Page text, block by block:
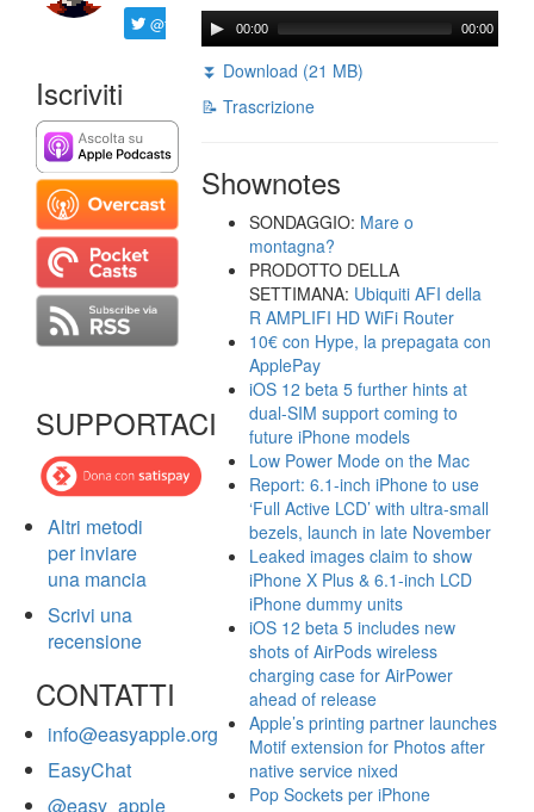
@ftrava
Iscriviti
SUPPORTACI
Altri metodi
per inviare
una mancia
Scrivi una
recensione
CONTATTI
info@easyapple.org
EasyChat
@easy_apple
00:00 00:00
⏬ Download (21 MB)
📝 Trascrizione
Shownotes
SONDAGGIO: Mare o
montagna?
PRODOTTO DELLA
SETTIMANA: Ubiquiti AFI della
R AMPLIFI HD WiFi Router
10€ con Hype, la prepagata con
ApplePay
iOS 12 beta 5 further hints at
dual-SIM support coming to
future iPhone models
Low Power Mode on the Mac
Report: 6.1-inch iPhone to use
‘Full Active LCD’ with ultra-small
bezels, launch in late November
Leaked images claim to show
iPhone X Plus & 6.1-inch LCD
iPhone dummy units
iOS 12 beta 5 includes new
shots of AirPods wireless
charging case for AirPower
ahead of release
Apple’s printing partner launches
Motif extension for Photos after
native service nixed
Pop Sockets per iPhone